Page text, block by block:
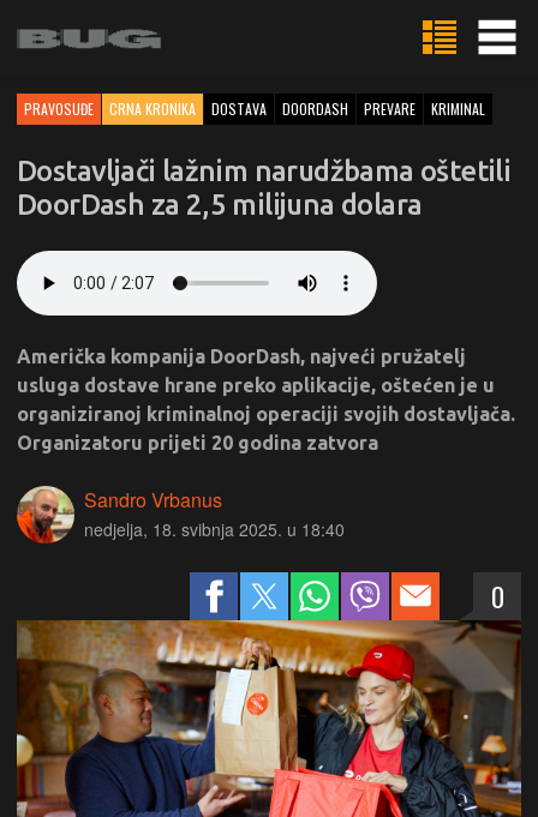
PRAVOSUĐE CRNA KRONIKA DOSTAVA DOORDASH PREVARE KRIMINAL
Dostavljači lažnim narudžbama oštetili
DoorDash za 2,5 milijuna dolara
Američka kompanija DoorDash, najveći pružatelj
usluga dostave hrane preko aplikacije, oštećen je u
organiziranoj kriminalnoj operaciji svojih dostavljača.
Organizatoru prijeti 20 godina zatvora
Sandro Vrbanus
nedjelja, 18. svibnja 2025. u 18:40
0